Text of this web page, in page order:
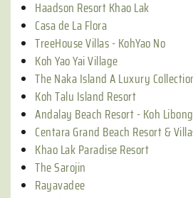
Haadson Resort Khao Lak
Casa de La Flora
TreeHouse Villas - KohYao No
Koh Yao Yai Village
The Naka Island A Luxury
Koh Talu Island Resort
Andalay Beach Resort - Koh Libong
Centara Grand Beach Resort &
Khao Lak Paradise Resort
The Sarojin
Rayavadee